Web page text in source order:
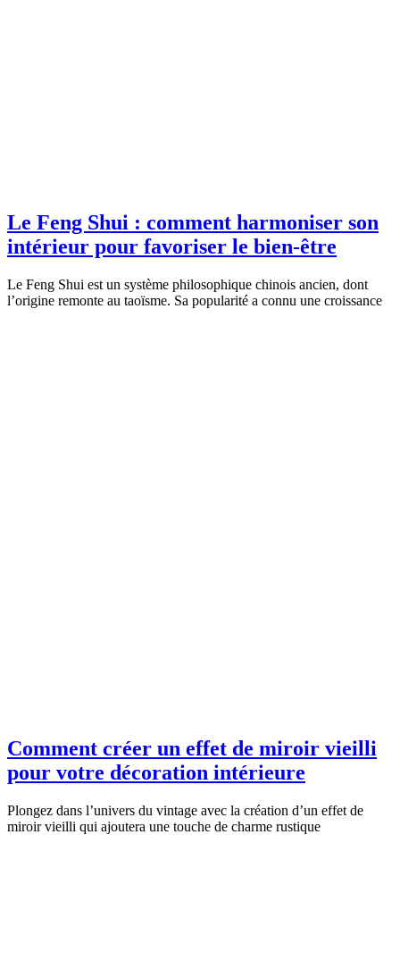
Le Feng Shui : comment harmoniser son
intérieur pour favoriser le bien-être
Le Feng Shui est un système philosophique chinois ancien, dont
l’origine remonte au taoïsme. Sa popularité a connu une croissance
Comment créer un effet de miroir vieilli
pour votre décoration intérieure
Plongez dans l’univers du vintage avec la création d’un effet de
miroir vieilli qui ajoutera une touche de charme rustique